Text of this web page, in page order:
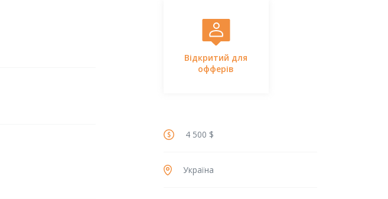
Відкритий для
офферів
4 500 $
Україна